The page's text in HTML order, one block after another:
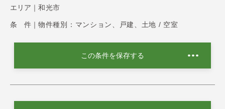
エリア｜ 和光市
条 件｜ 物件種別：マンション、戸建、土地 / 空室
この条件を保存する